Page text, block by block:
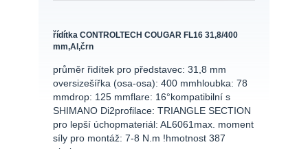
řídítka CONTROLTECH COUGAR FL16 31,8/400
mm,Al,črn
průměr řidítek pro představec: 31,8 mm
oversizešířka (osa-osa): 400 mmhloubka: 78
mmdrop: 125 mmflare: 16°kompatibilní s
SHIMANO Di2profilace: TRIANGLE SECTION
pro lepší úchopmateriál: AL6061max. moment
síly pro montáž: 7-8 N.m !hmotnost 387